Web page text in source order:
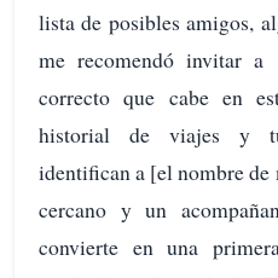
lista de posibles amigos,
me recomendó invitar a
correcto que cabe en
historial de viajes y
identifican a [el nombre
cercano y un
convierte en una